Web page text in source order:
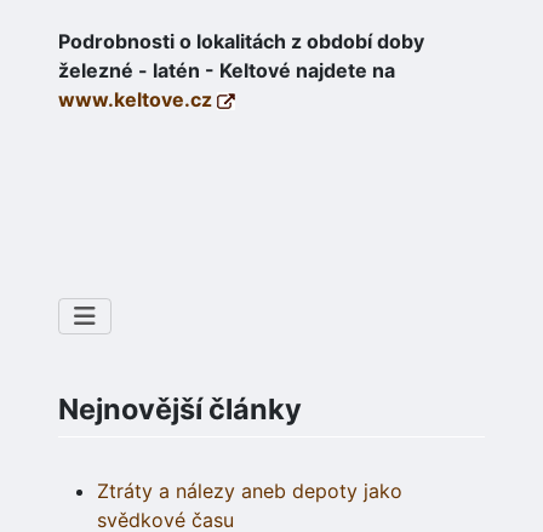
Podrobnosti o lokalitách z období doby
železné - latén - Keltové najdete na
www.keltove.cz
Nejnovější články
Ztráty a nálezy aneb depoty jako
svědkové času